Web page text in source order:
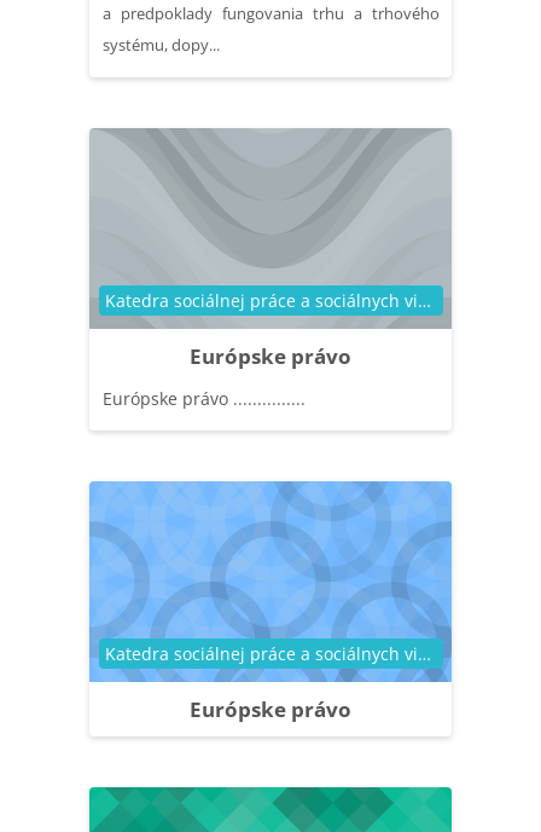
a predpoklady fungovania trhu a trhového
systému, dopy...
Európske právo
Kategória kurzu Katedra sociálnej práce a sociálnych vied
Európske právo ...............
Európske právo
Kategória kurzu Katedra sociálnej práce a sociálnych vied